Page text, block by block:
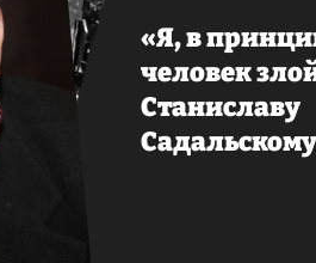
«Я, в
человек
Станиславу